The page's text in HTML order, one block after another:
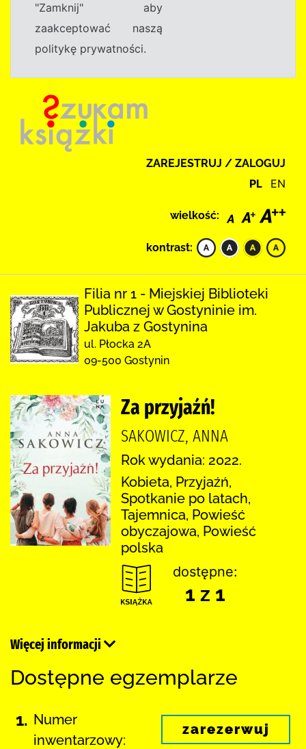
"Zamknij" aby
zaakceptować naszą
politykę prywatności.
ZAREJESTRUJ / ZALOGUJ
PL EN
wielkość:
kontrast:
Filia nr 1 - Miejskiej Biblioteki
Publicznej w Gostyninie im.
Jakuba z Gostynina
ul. Płocka 2A
09-500 Gostynin
Za przyjaźń!
SAKOWICZ, ANNA
Rok wydania: 2022.
Kobieta, Przyjaźń,
Spotkanie po latach,
Tajemnica, Powieść
obyczajowa, Powieść
polska
dostępne:
1 z 1
Więcej informacji
Dostępne egzemplarze
1. Numer
inwentarzowy:
zarezerwuj